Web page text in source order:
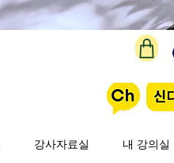
강사자료실 내 강의실